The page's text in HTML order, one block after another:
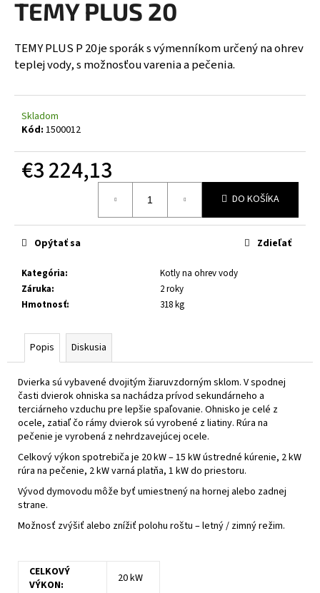
TEMY PLUS 20
TEMY PLUS P 20 je sporák s výmenníkom určený na ohrev
teplej vody, s možnosťou varenia a pečenia.
Skladom
Kód: 1500012
€3 224,13
DO KOŠÍKA
Kategória:
Kotly na ohrev vody
Záruka:
2 roky
Hmotnosť: 318 kg
Opýtať sa Zdieľať
Popis Diskusia
Dvierka sú vybavené dvojitým žiaruvzdorným sklom. V spodnej
časti dvierok ohniska sa nachádza prívod sekundárneho a
terciárneho vzduchu pre lepšie spaľovanie. Ohnisko je celé z
ocele, zatiaľ čo rámy dvierok sú vyrobené z liatiny. Rúra na
pečenie je vyrobená z nehrdzavejúcej ocele.
Celkový výkon spotrebiča je 20 kW – 15 kW ústredné kúrenie, 2 kW
rúra na pečenie, 2 kW varná platňa, 1 kW do priestoru.
Vývod dymovodu môže byť umiestnený na hornej alebo zadnej
strane.
Možnosť zvýšiť alebo znížiť polohu roštu – letný / zimný režim.
CELKOVÝ
VÝKON:
20 kW
á
s
ť
?
HĽADAŤ
O
d
o
ú